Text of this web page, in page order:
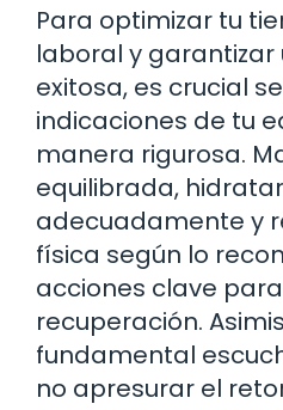
Para optimizar tu
laboral y
exitosa, es crucial
indicaciones de tu
manera rigurosa.
equilibrada,
adecuadamente y
física según lo
acciones clave
recuperación.
fundamental
no apresurar el